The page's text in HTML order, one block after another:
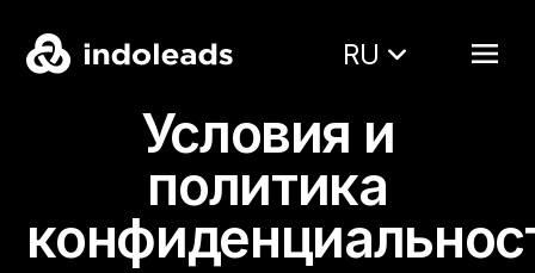
RU
Условия и
политика